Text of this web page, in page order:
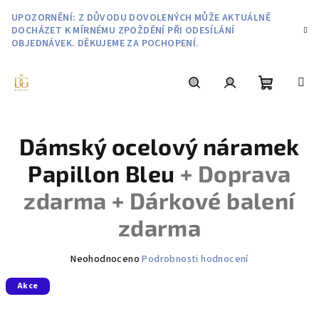
obsah
UPOZORNĚNÍ: Z DŮVODU DOVOLENÝCH MŮŽE AKTUÁLNĚ
DOCHÁZET K MÍRNÉMU ZPOŽDĚNÍ PŘI ODESÍLÁNÍ
OBJEDNÁVEK. DĚKUJEME ZA POCHOPENÍ.
košík
Dámský ocelový náramek
Papillon Bleu + Doprava
zdarma + Dárkové balení
zdarma
Průměrné
Neohodnoceno Podrobnosti hodnocení
Akce